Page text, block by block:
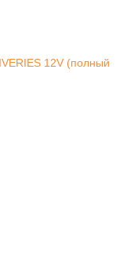
12V (полный